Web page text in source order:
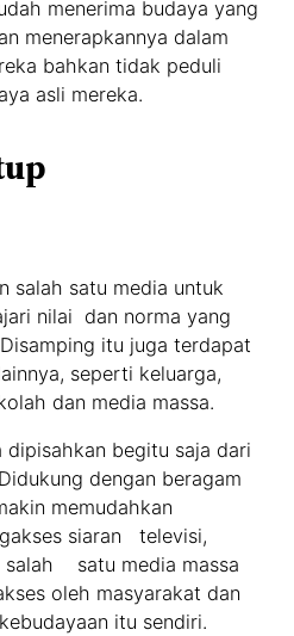
menerima budaya yang
menerapkannya dalam
bahkan tidak peduli
asli mereka.
satu media untuk
nilai dan norma yang
itu juga terdapat
seperti keluarga,
dan media massa.
begitu saja dari
dengan beragam
memudahkan
siaran televisi,
salah satu media massa
oleh masyarakat dan
itu sendiri.